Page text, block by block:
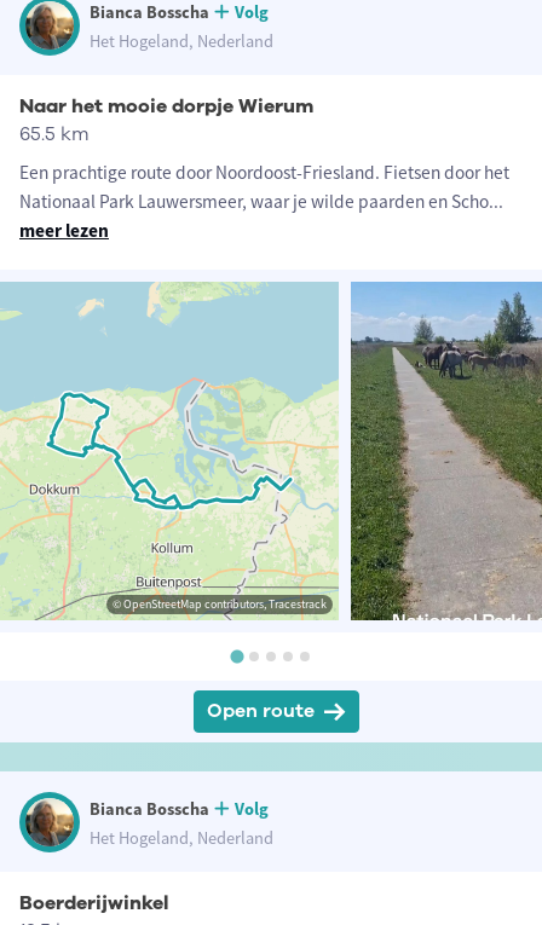
Bianca Bosscha
Volg
Het Hogeland, Nederland
Naar het mooie dorpje Wierum
65.5 km
Een prachtige route door Noordoost-Friesland. Fietsen door het
Nationaal Park Lauwersmeer, waar je wilde paarden en Scho...
meer lezen
© OpenStreetMap contributors, Tracestrack
Open route
Bianca Bosscha
Volg
Het Hogeland, Nederland
Boerderijwinkel